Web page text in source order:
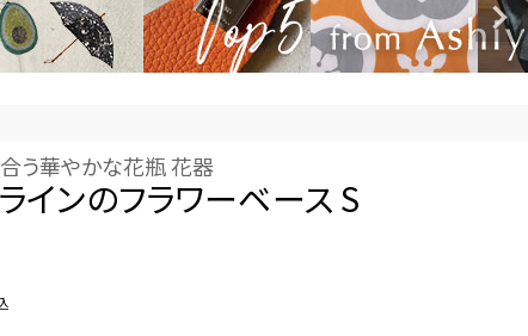
う華やかな花瓶 花器
インのフラワーベース S